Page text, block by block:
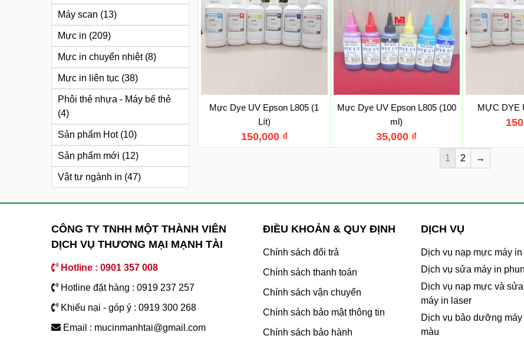
Máy scan (13)
Mực in (209)
Mực in chuyển nhiệt (8)
Mực in liên tục (38)
Phôi thẻ nhựa - Máy bế thẻ
(4)
Sản phẩm Hot (10)
Sản phẩm mới (12)
Vật tư ngành in (47)
Mực Dye UV Epson L805 (1
Lít)
150,000 ₫
Mực Dye UV Epson L805 (100
ml)
35,000 ₫
MỰC DYE
1 2 →
CÔNG TY TNHH MỘT THÀNH VIÊN
DỊCH VỤ THƯƠNG MẠI MẠNH TÀI
Hotline : 0901 357 008
Hotline đặt hàng : 0919 237 257
Khiếu nại - góp ý : 0919 300 268
Email : mucinmanhtai@gmail.com
ĐIỀU KHOẢN & QUY ĐỊNH
Chính sách đổi trả
Chính sách thanh toán
Chính sách vận chuyển
Chính sách bảo mật thông tin
Chính sách bảo hành
DỊCH VỤ
Dịch vụ nạp mực máy
Dịch vụ sửa máy in
Dịch vụ nạp mực và
máy in laser
Dịch vụ bảo dưỡng máy
màu